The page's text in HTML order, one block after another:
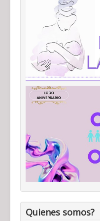
Quienes somos?